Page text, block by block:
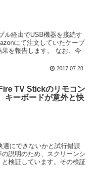
ル経由でUSB機器を接続す
にて注文していたケーブ
を報告します。 なお、今
2017.07.28
TV Stickのリモコン
キーボードが意外と快
にできないかと試行錯誤
説明のため、スクリーンシ
検証しています。その検証